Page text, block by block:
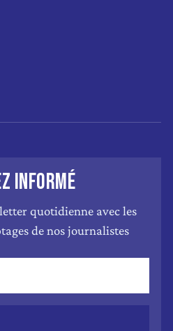
INFORMÉ
quotidienne avec les
de nos journalistes